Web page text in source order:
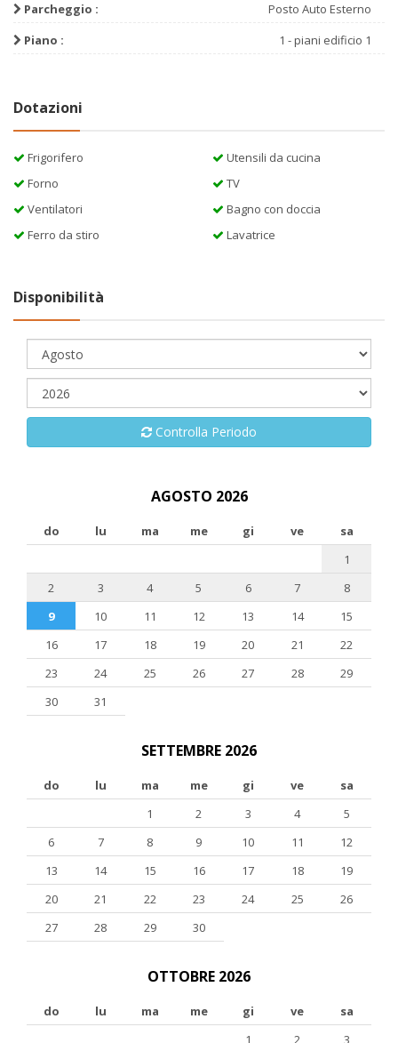
Parcheggio :
Posto Auto Esterno
Piano :
1 - piani edificio 1
Dotazioni
Frigorifero
Utensili da cucina
Forno
TV
Ventilatori
Bagno con doccia
Ferro da stiro
Lavatrice
Disponibilità
Controlla Periodo
AGOSTO 2026
do lu ma me gi ve
sa
1
2
3 4 5 6 7
8
9
10 11 12 13 14
15
16
17 18 19 20 21
22
23
24 25 26 27 28
29
30
31
SETTEMBRE 2026
do lu ma me gi ve
sa
1
2 3 4
5
6
7 8 9 10 11
12
13
14 15 16 17 18
19
20
21 22 23 24 25
26
27
28 29 30
OTTOBRE 2026
do lu ma me gi ve
sa
1
2 3